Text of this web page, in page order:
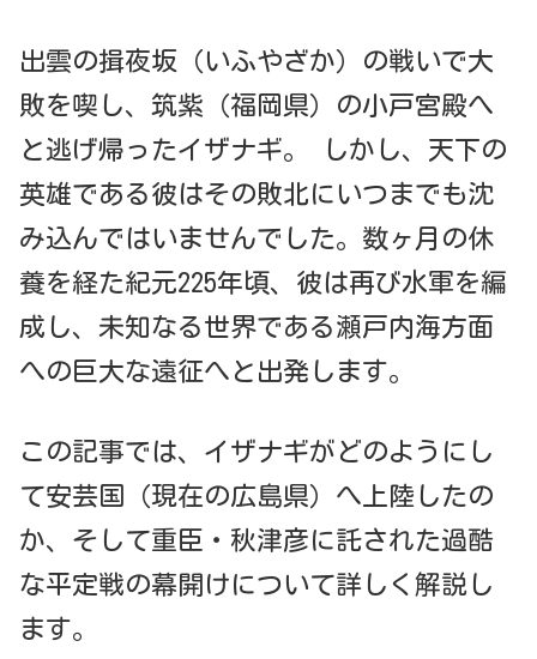
出雲の揖夜坂（いふやざか）の戦いで大
敗を喫し、筑紫（福岡県）の小戸宮殿へ
と逃げ帰ったイザナギ。 しかし、天下の
英雄である彼はその敗北にいつまでも沈
み込んではいませんでした。数ヶ月の休
養を経た紀元225年頃、彼は再び水軍を編
成し、未知なる世界である瀬戸内海方面
への巨大な遠征へと出発します。
この記事では、イザナギがどのようにし
て安芸国（現在の広島県）へ上陸したの
か、そして重臣・秋津彦に託された過酷
な平定戦の幕開けについて詳しく解説し
ます。